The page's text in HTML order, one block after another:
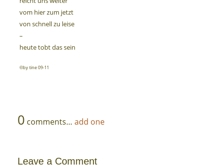
vom hier zum jetzt
von schnell zu leise
–
heute tobt das sein
©by tine 09-11
0 comments… add one
Leave a Comment